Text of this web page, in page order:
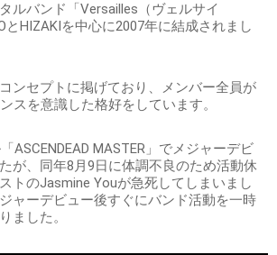
ルバンド「Versailles（ヴェルサイ
とHIZAKIを中心に2007年に結成されまし
ンセプトに掲げており、メンバー全員が
スを意識した格好をしています。
ASCENDEAD MASTER」でメジャーデビ
が、同年8月9日に体調不良のため活動休
トのJasmine Youが急死してしまいまし
ャーデビュー後すぐにバンド活動を一時
ました。